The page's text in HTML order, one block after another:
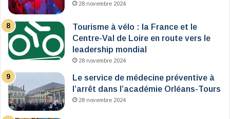
28 novembre 2024
Tourisme à vélo : la France et le
Centre-Val de Loire en route vers le
leadership mondial
28 novembre 2024
Le service de médecine préventive à
l’arrêt dans l’académie Orléans-Tours
28 novembre 2024